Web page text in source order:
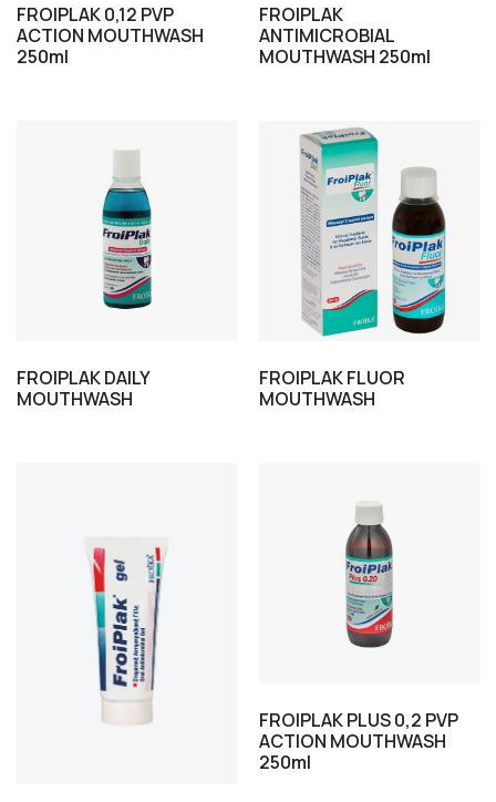
FROIPLAK 0,12 PVP
ΑCTION MOUTHWASH
250ml
FROIPLAK
ANTIMICROBIAL
MOUTHWASH 250ml
FROIPLAK DAILY
MOUTHWASH
FROIPLAK FLUOR
MOUTHWASH
FROIPLAK PLUS 0,2 PVP
ACTION MOUTHWASH
250ml